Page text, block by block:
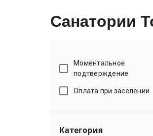
Санатории
Моментальное
подтверждение
Оплата при заселении
Категория